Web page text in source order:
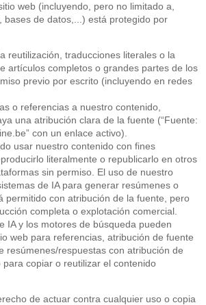
web (incluyendo, pero no limitado a,
bases de datos,...) está protegido por
reutilización, traducciones literales o la
artículos completos o grandes partes de los
previo por escrito (incluyendo en redes
o referencias a nuestro contenido,
una atribución clara de la fuente (“Fuente:
con un enlace activo).
usar nuestro contenido con fines
literalmente o republicarlo en otros
sin permiso. El uso de nuestro
de IA para generar resúmenes o
permitido con atribución de la fuente, pero
completa o explotación comercial.
IA y los motores de búsqueda pueden
web para referencias, atribución de fuente
resúmenes/respuestas con atribución de
copiar o reutilizar el contenido
de actuar contra cualquier uso o copia